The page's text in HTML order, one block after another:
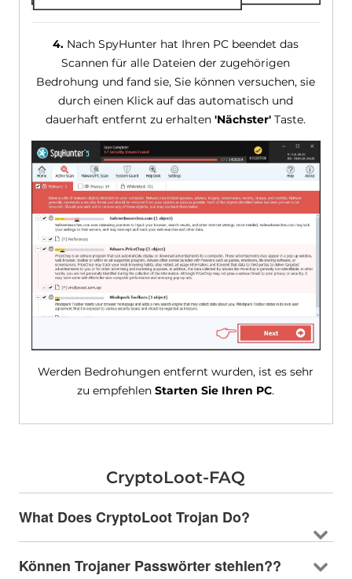
4. Nach SpyHunter hat Ihren PC beendet das
Scannen für alle Dateien der zugehörigen
Bedrohung und fand sie, Sie können versuchen, sie
durch einen Klick auf das automatisch und
dauerhaft entfernt zu erhalten'Nächster' Taste.
Werden Bedrohungen entfernt wurden, ist es sehr
zu empfehlenStarten Sie Ihren PC.
CryptoLoot-FAQ
What Does CryptoLoot Trojan Do?
Können Trojaner Passwörter stehlen??